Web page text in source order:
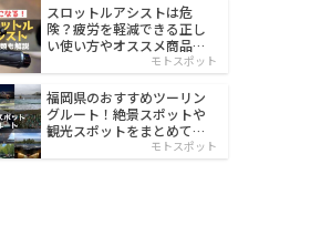
スロットルアシストは危
険？疲労を軽減できる正し
い使い方やオススメ商品を
モトスポット
福岡県のおすすめツーリン
グルート！絶景スポットや
観光スポットをまとめて紹
モトスポット